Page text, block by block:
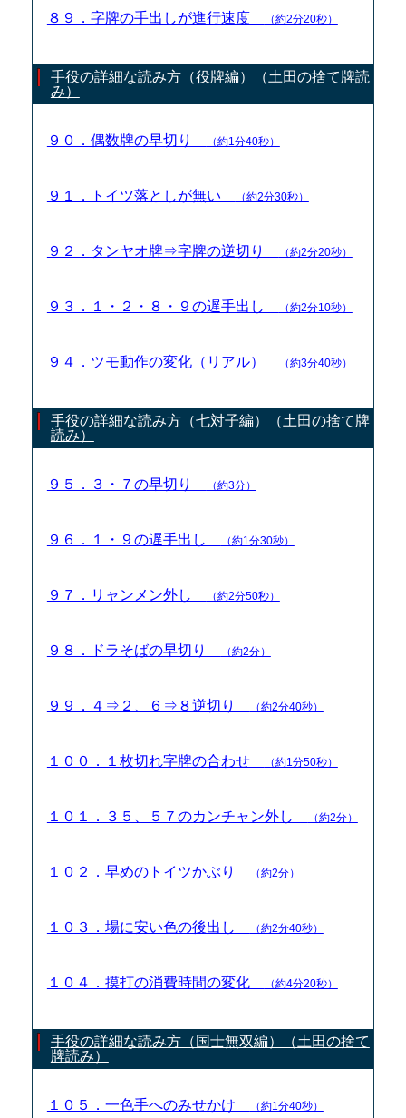
８９．字牌の手出しが進行速度 （約2分20秒）
手役の詳細な読み方（役牌編）（土田の捨て牌読
み）
９０．偶数牌の早切り （約1分40秒）
９１．トイツ落としが無い （約2分30秒）
９２．タンヤオ牌⇒字牌の逆切り （約2分20秒）
９３．１・２・８・９の遅手出し （約2分10秒）
９４．ツモ動作の変化（リアル） （約3分40秒）
手役の詳細な読み方（七対子編）（土田の捨て牌
読み）
９５．３・７の早切り （約3分）
９６．１・９の遅手出し （約1分30秒）
９７．リャンメン外し （約2分50秒）
９８．ドラそばの早切り （約2分）
９９．４⇒２、６⇒８逆切り （約2分40秒）
１００．１枚切れ字牌の合わせ （約1分50秒）
１０１．３５、５７のカンチャン外し （約2分）
１０２．早めのトイツかぶり （約2分）
１０３．場に安い色の後出し （約2分40秒）
１０４．摸打の消費時間の変化 （約4分20秒）
手役の詳細な読み方（国士無双編）（土田の捨て
牌読み）
１０５．一色手へのみせかけ （約1分40秒）